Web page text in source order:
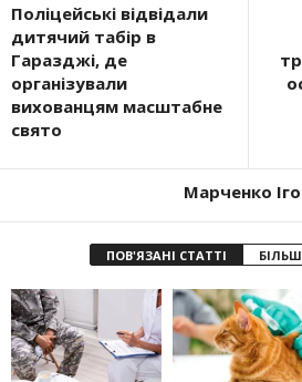
Поліцейські відвідали
дитячий табір в
Гаразджі, де
організували
вихованцям масштабне
свято
Марченко
ПОВ'ЯЗАНІ СТАТТІ